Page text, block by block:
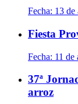
Fecha: 13 de
Fiesta
Fecha: 11 de
37ª
arroz